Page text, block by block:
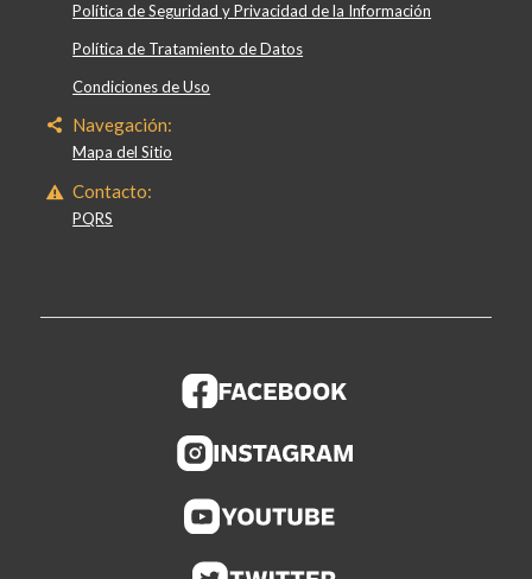
Política de Seguridad y Privacidad de la Información
Política de Tratamiento de Datos
Condiciones de Uso
Navegación:
Mapa del Sitio
Contacto:
PQRS